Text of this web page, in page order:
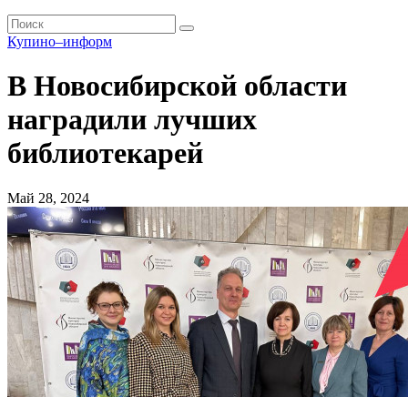
Купино–информ
В Новосибирской области
наградили лучших
библиотекарей
Май 28, 2024